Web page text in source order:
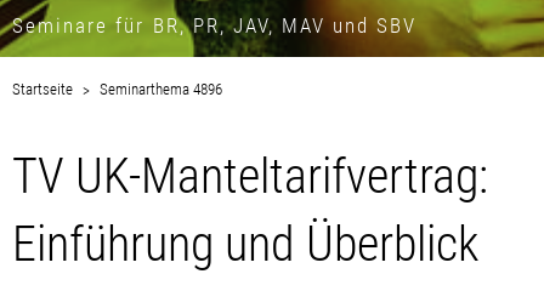
Seminare für BR, PR, JAV, MAV und SBV
Startseite Seminarthema 4896
TV UK-Manteltarifvertrag:
Einführung und Überblick